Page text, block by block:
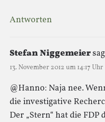
Antworten
Stefan Niggemeier
13. November 2012 um 14:17 Uhr
@Hanno: Naja nee.
die investigative
Der „Stern“ hat die